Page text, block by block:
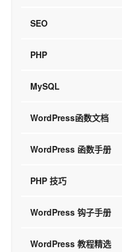
SEO
PHP
MySQL
WordPress函数文档
WordPress 函数手册
PHP 技巧
WordPress 钩子手册
WordPress 教程精选